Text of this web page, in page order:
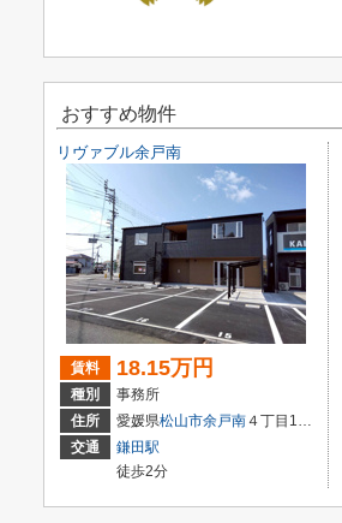
おすすめ物件
リヴァブル余戸南
賃料 18.15万円
種別
事務所
住所
愛媛県松山市余戸南４丁目10-48
交通
鎌田駅
徒歩2分